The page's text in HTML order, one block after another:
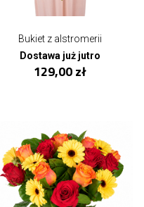
Bukiet z alstromerii
Dostawa już jutro
129,00 zł